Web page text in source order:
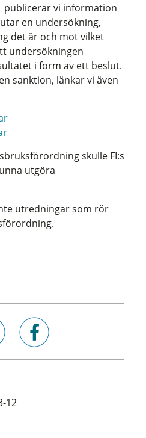
publicerar vi information
en undersökning,
det är och mot vilket
undersökningen
i form av ett beslut.
sanktion, länkar vi även
skulle FI:s
utgöra
utredningar som rör
12